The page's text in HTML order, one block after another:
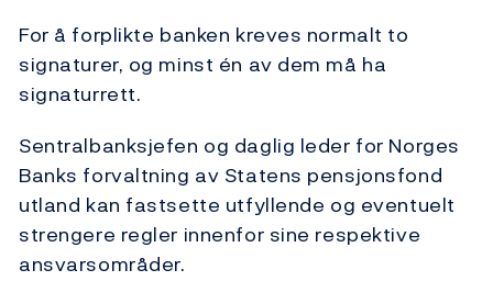
For å forplikte banken kreves normalt to
signaturer, og minst én av dem må ha
signaturrett.
Sentralbanksjefen og daglig leder for Norges
Banks forvaltning av Statens pensjonsfond
utland kan fastsette utfyllende og eventuelt
strengere regler innenfor sine respektive
ansvarsområder.